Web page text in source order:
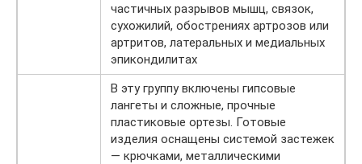
частичных разрывов мышц, связок,
сухожилий, обострениях артрозов или
артритов, латеральных и медиальных
эпикондилитах
В эту группу включены гипсовые
лангеты и сложные, прочные
пластиковые ортезы. Готовые
изделия оснащены системой застежек
— крючками, металлическими